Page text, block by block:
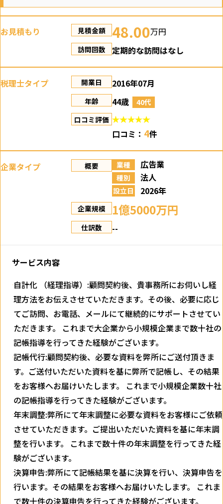
お見積もり 見積金額 48.00万円
訪問回数 定期的な訪問はなし
税理士タイプ 開業日 2016年07月
年齢 44歳
40代
口コミ評価
口コミ： 4件
企業タイプ 概要 業種 広告業
種別 法人
設立日 2026年
企業規模 1億5000万円
仕訳数 --
サービス内容
自計化 （経理指導）:顧問契約後、貴事務所にお伺いし経
理方法をお伝えさせていただきます。その後、必要に応じ
てご訪問、お電話、メールにて継続的にサポートさせてい
ただきます。 これまで大企業から小規模企業まで数十社の
記帳指導を行ってきた経験がございます。
記帳代行:顧問契約後、必要な資料を弊所にご送付頂きま
す。ご送付いただいた資料を基に弊所で記帳し、その結果
をお客様へお届けいたします。 これまで小規模企業数十社
の記帳指導を行ってきた経験がございます。
年末調整:弊所にて年末調整に必要な資料をお客様にご依頼
させていただきます。ご提出いただいた資料を基に年末調
整を行います。 これまで数十件の年末調整を行ってきた経
験がございます。
決算申告:弊所にて記帳結果を基に決算を行い、決算申告を
行います。その結果をお客様へお届けいたします。 これま
で数十件の決算申告を行ってきた経験がございます。